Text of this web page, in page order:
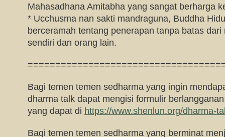
Mahasadhana Amitabha yang sangat berharga
* Ucchusma nan sakti mandraguna, Buddha
berceramah tentang penerapan tanpa batas
sendiri dan orang lain.
Bagi temen temen sedharma yang ingin
dharma talk dapat mengisi formulir
yang dapat di https://www.shenlun.org/dharma-
Bagi temen temen sedharma yang berminat